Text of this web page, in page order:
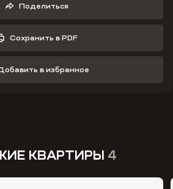
Поделиться
Сохранить в PDF
в избранное
КВАРТИРЫ 4